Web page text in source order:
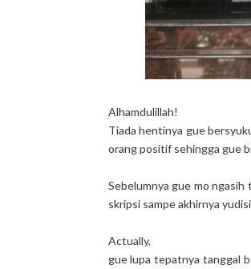
Alhamdulillah!
Tiada hentinya gue
orang positif sehingga gue
Sebelumnya gue mo
skripsi sampe akhirnya
Actually,
gue lupa tepatnya tanggal